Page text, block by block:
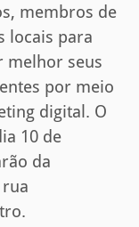
membros de
locais para
melhor seus
por meio
digital. O
10 de
da